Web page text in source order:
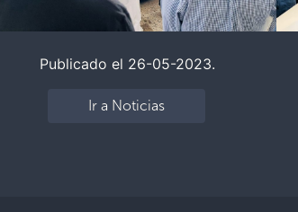
Publicado el 26-05-2023.
Ir a Noticias